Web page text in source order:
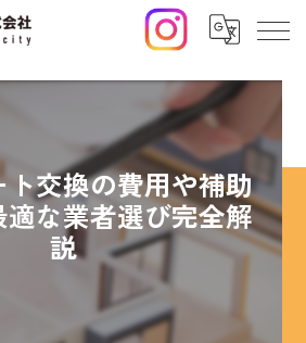
交換の費用や補助
な業者選び完全解
説